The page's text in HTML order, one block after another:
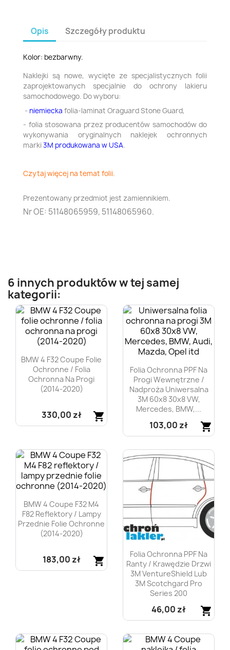
Opis Szczegóły produktu
Kolor: bezbarwny.
Naklejki są nowe, wycięte ze specjalistycznych folii
zaprojektowanych specjalnie do ochrony lakieru
samochodowego. Do wyboru:
- niemiecka folia-laminat Oraguard Stone Guard,
- folia stosowana przez producentów samochodów do
wykonywania oryginalnych naklejek ochronnych
marki 3M produkowana w USA.
Czytaj więcej na temat folii.
Prezentowany przedmiot jest zamiennikiem.
Nr OE: 51148065959, 51148065960.
6 innych produktów w tej samej
kategorii:
BMW 4 F32 Coupe Folie
Ochronne / Folia
Ochronna Na Progi
(2014-2020)
shopping_cart
330,00 zł
Folia Ochronna PPF Na
Progi Wewnętrzne /
Nadproża Uniwersalna
3M 60x8 30x8 VW,
Mercedes, BMW,...
shopping_cart
103,00 zł

BMW 4 Coupe F32 M4
F82 Reflektory / Lampy
Przednie Folie Ochronne
(2014-2020)
shopping_cart
183,00 zł
Folia Ochronna PPF Na
Ranty / Krawędzie Drzwi
3M VentureShield Lub
3M Scotchgard Pro
Series 200
shopping_cart
46,00 zł
Szybki podgląd